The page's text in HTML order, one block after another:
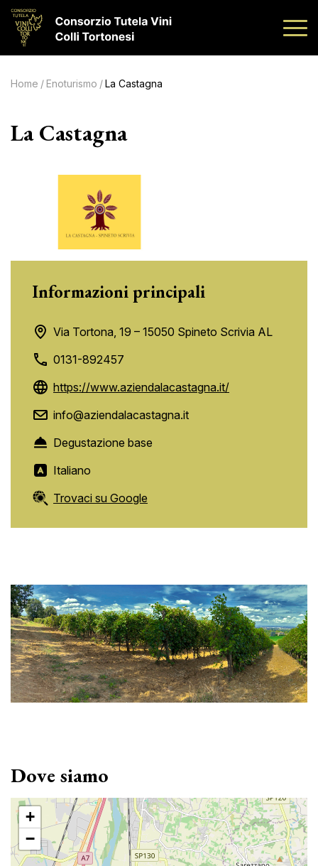
Home / Enoturismo /La Castagna
La Castagna
Informazioni principali
Via Tortona, 19 – 15050 Spineto Scrivia AL
0131-892457
https://www.aziendalacastagna.it/
info@aziendalacastagna.it
Degustazione base
Italiano
Trovaci su Google
Dove siamo
+
−